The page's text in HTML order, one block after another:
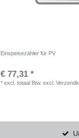
Einspeisezähler für PV
€ 77,31 *
*excl. totaal Btw. excl.